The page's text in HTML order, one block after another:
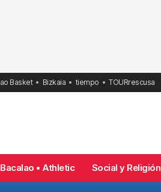
Basket Bizkaia tiempo TOURrescusa
Bacalao • Athletic Social y Religión